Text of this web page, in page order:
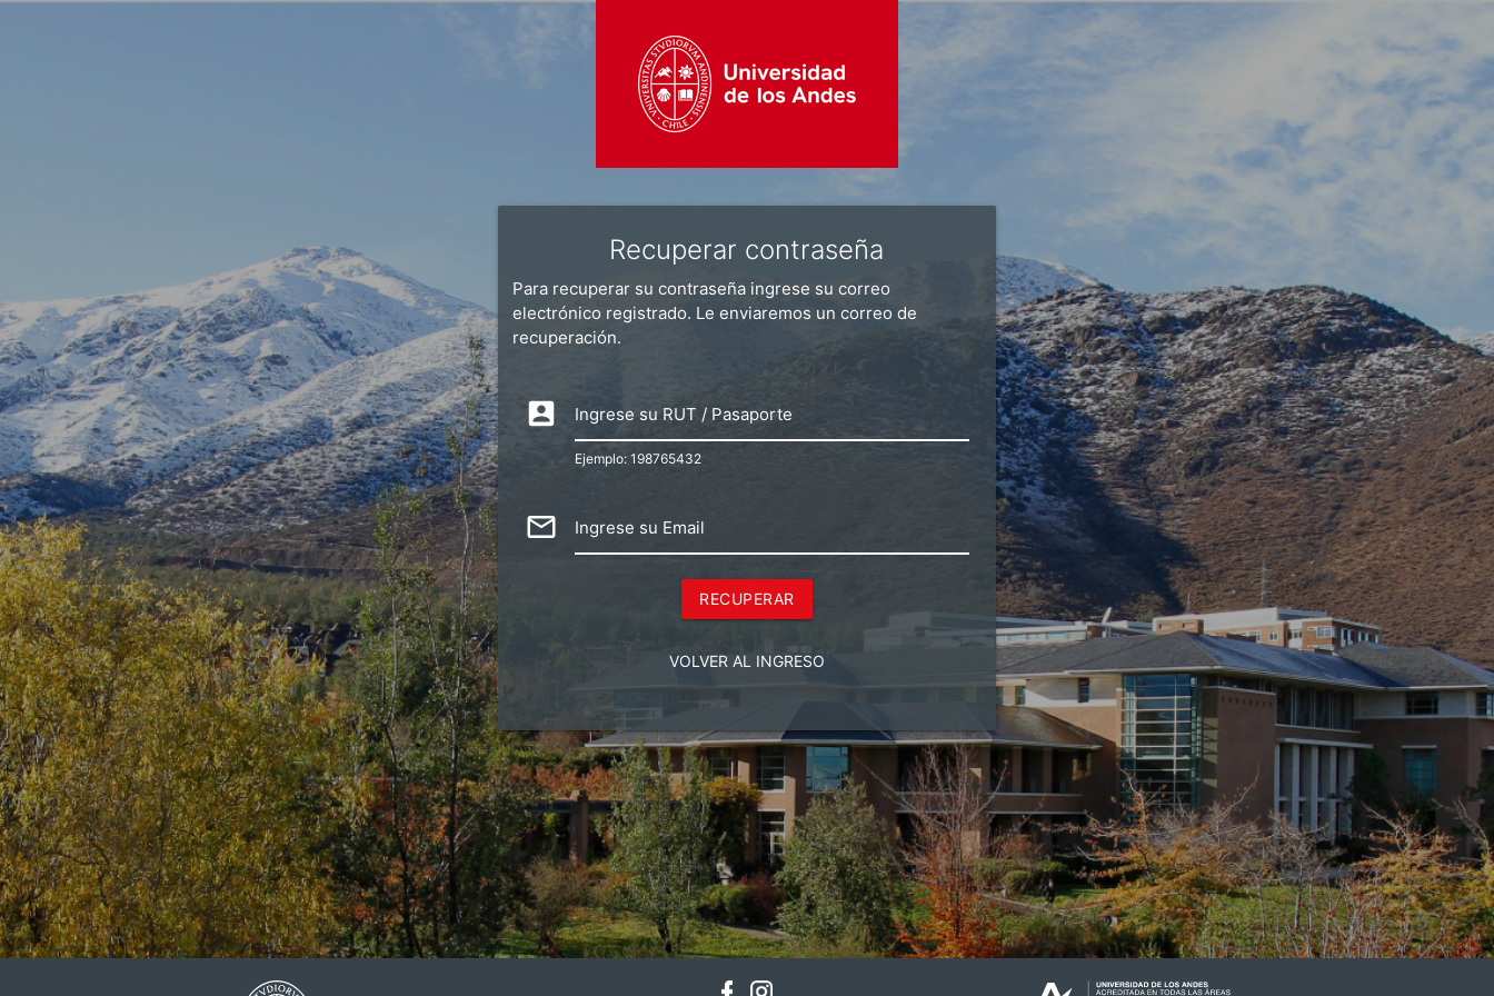
Recuperar contraseña
Para recuperar su contraseña ingrese su correo
electrónico registrado. Le enviaremos un correo de
recuperación.
account_box Ingrese su RUT / Pasaporte
Ejemplo: 198765432
mail_outline Ingrese su Email
RECUPERAR
VOLVER AL INGRESO